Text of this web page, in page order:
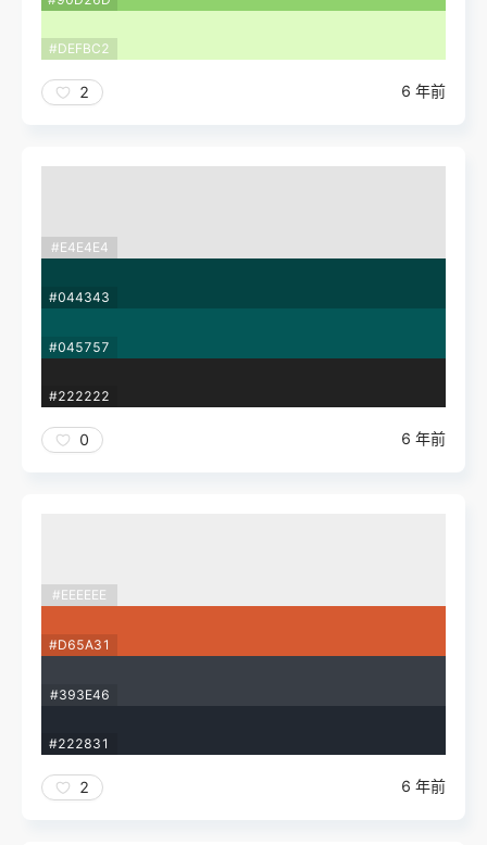
#DEFBC2
2 6 年前
#E4E4E4
#044343
#045757
#222222
0 6 年前
#EEEEEE
#D65A31
#393E46
#222831
2 6 年前